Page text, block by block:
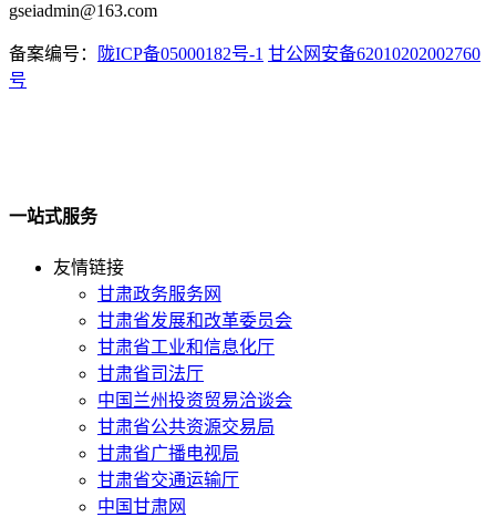
gseiadmin@163.com
备案编号： 陇ICP备05000182号-1 甘公网安备62010202002760
号
一站式服务
友情链接
甘肃政务服务网
甘肃省发展和改革委员会
甘肃省工业和信息化厅
甘肃省司法厅
中国兰州投资贸易洽谈会
甘肃省公共资源交易局
甘肃省广播电视局
甘肃省交通运输厅
中国甘肃网